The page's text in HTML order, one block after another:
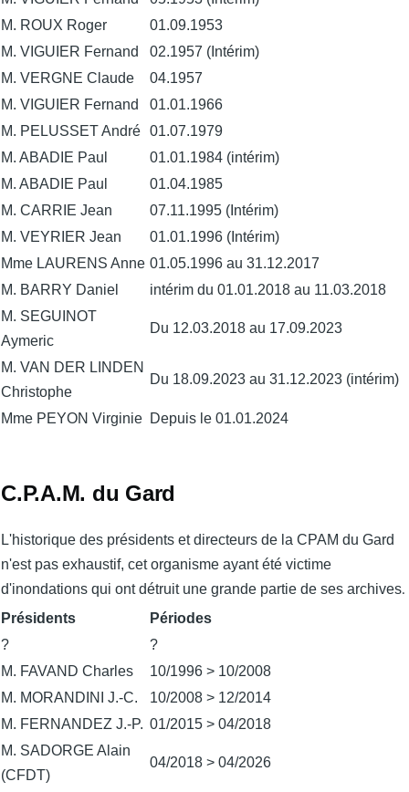
M. ROUX Roger
01.09.1953
M. VIGUIER Fernand
02.1957 (Intérim)
M. VERGNE Claude
04.1957
M. VIGUIER Fernand
01.01.1966
M. PELUSSET André 01.07.1979
M. ABADIE Paul
01.01.1984 (intérim)
M. ABADIE Paul
01.04.1985
M. CARRIE Jean
07.11.1995 (Intérim)
M. VEYRIER Jean
01.01.1996 (Intérim)
Mme LAURENS Anne 01.05.1996 au 31.12.2017
M. BARRY Daniel
intérim du 01.01.2018 au 11.03.2018
M. SEGUINOT
Aymeric
Du 12.03.2018 au 17.09.2023
M. VAN DER LINDEN
Christophe
Du 18.09.2023 au 31.12.2023 (intérim)
Mme PEYON Virginie Depuis le 01.01.2024
C.P.A.M. du Gard
L'historique des présidents et directeurs de la CPAM du Gard
n'est pas exhaustif, cet organisme ayant été victime
d'inondations qui ont détruit une grande partie de ses archives.
Présidents
Périodes
?
?
M. FAVAND Charles
10/1996 > 10/2008
M. MORANDINI J.-C.
10/2008 > 12/2014
M. FERNANDEZ J.-P. 01/2015 > 04/2018
M. SADORGE Alain
(CFDT)
04/2018 > 04/2026